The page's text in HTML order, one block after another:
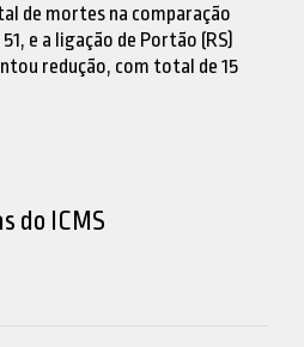
de mortes na comparação
e a ligação de Portão (RS)
redução, com total de 15
do ICMS